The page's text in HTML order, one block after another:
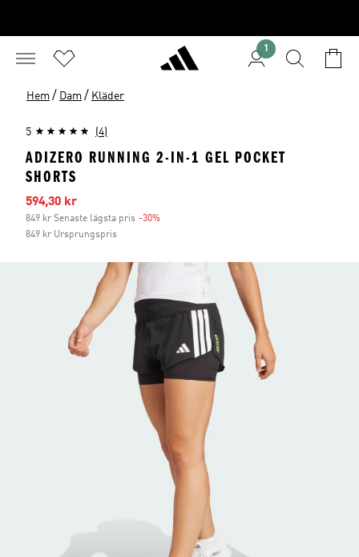
1
Hem / Dam / Kläder
5 (4)
ADIZERO RUNNING 2-IN-1 GEL POCKET
SHORTS
Reapris
594,30 kr
849 kr Senaste lägsta pris -30%
849 kr Ursprungspris